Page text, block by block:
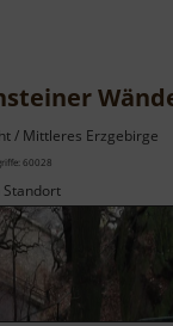
/ Mittleres Erzgebirge
60028